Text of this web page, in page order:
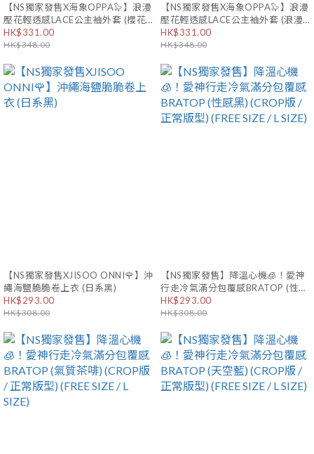
【NS獨家發售X海象OPPA🦭】浪漫
壓花輕透感LACE公主袖外套 (櫻花
粉)
HK$331.00
HK$348.00
【NS獨家發售X海象OPPA🦭】浪漫
壓花輕透感LACE公主袖外套 (浪漫
米白)
HK$331.00
HK$348.00
【NS獨家發售XJISOO ONNI🌹】沖
繩海鹽脆脆卷上衣 (日系黑)
HK$293.00
HK$308.00
【NS獨家發售】降溫心機🧊！愛神
行走冷氣滿分包覆感BRATOP (性感
黑) (CROP版 / 正常版型) (FREE
SIZE / L SIZE)
HK$293.00
HK$308.00